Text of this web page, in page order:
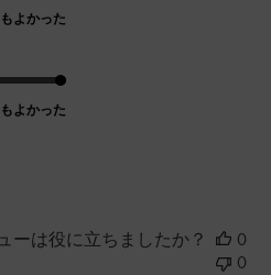
よかった
よかった
ーは役に立ちましたか？
0
0